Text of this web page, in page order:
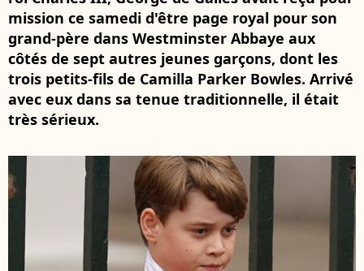
mission ce samedi d'être page royal pour son
grand-père dans Westminster Abbaye aux
côtés de sept autres jeunes garçons, dont les
trois petits-fils de Camilla Parker Bowles. Arrivé
avec eux dans sa tenue traditionnelle, il était
très sérieux.